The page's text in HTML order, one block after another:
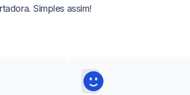
Simples assim!